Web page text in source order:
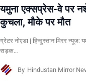
यमुना एक्सप्रेस-वे पर
कुचला, मौके पर मौत
ग्रेटर नोएडा | हिन्दुस्तान मिरर न्यूज:
सड़क…
By Hindustan Mirror